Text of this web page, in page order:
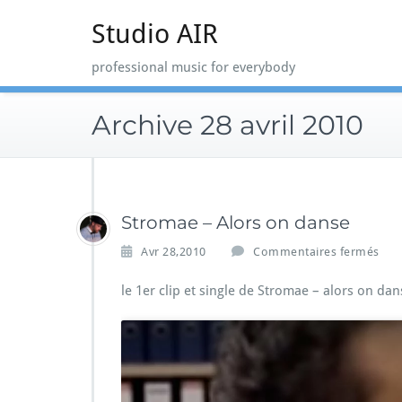
Studio AIR
professional music for everybody
Archive 28 avril 2010
Stromae – Alors on danse
Avr 28,2010 Commentaires fermés
r
t
le 1er clip et single de Stromae – alors on